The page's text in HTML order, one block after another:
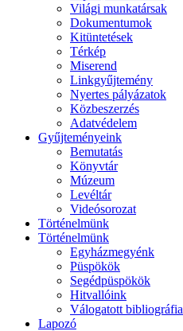
Világi munkatársak
Dokumentumok
Kitüntetések
Térkép
Miserend
Linkgyűjtemény
Nyertes pályázatok
Közbeszerzés
Adatvédelem
Gyűjteményeink
Bemutatás
Könyvtár
Múzeum
Levéltár
Videósorozat
Történelmünk
Történelmünk
Egyházmegyénk
Püspökök
Segédpüspökök
Hitvallóink
Válogatott bibliográfia
Lapozó